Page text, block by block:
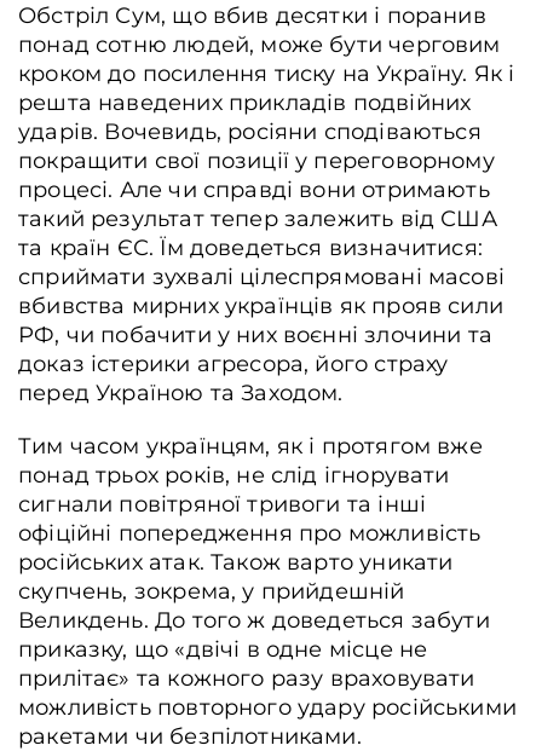
Обстріл Сум, що вбив десятки і поранив
понад сотню людей, може бути черговим
кроком до посилення тиску на Україну. Як і
решта наведених прикладів подвійних
ударів. Вочевидь, росіяни сподіваються
покращити свої позиції у переговорному
процесі. Але чи справді вони отримають
такий результат тепер залежить від США
та країн ЄС. Їм доведеться визначитися:
сприймати зухвалі цілеспрямовані масові
вбивства мирних українців як прояв сили
РФ, чи побачити у них воєнні злочини та
доказ істерики агресора, його страху
перед Україною та Заходом.
Тим часом українцям, як і протягом вже
понад трьох років, не слід ігнорувати
сигнали повітряної тривоги та інші
офіційні попередження про можливість
російських атак. Також варто уникати
скупчень, зокрема, у прийдешній
Великдень. До того ж доведеться забути
приказку, що «двічі в одне місце не
прилітає» та кожного разу враховувати
можливість повторного удару російськими
ракетами чи безпілотниками.